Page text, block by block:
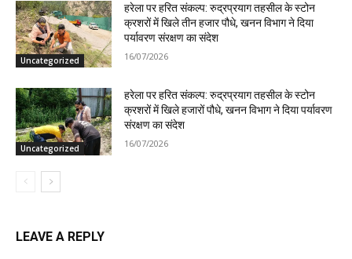
Uncategorized
हरेला पर हरित संकल्प: रुद्रप्रयाग तहसील के स्टोन
क्रशरों में खिले तीन हजार पौधे, खनन विभाग ने दिया
पर्यावरण संरक्षण का संदेश
16/07/2026
Uncategorized
हरेला पर हरित संकल्प: रुद्रप्रयाग तहसील के स्टोन
क्रशरों में खिले हजारों पौधे, खनन विभाग ने दिया पर्यावरण
संरक्षण का संदेश
16/07/2026
LEAVE A REPLY